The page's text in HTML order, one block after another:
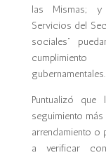
las Mismas; y
Servicios del
sociales”
gubernamentales.
Puntualizó
seguimiento
arrendamiento o
a verificar